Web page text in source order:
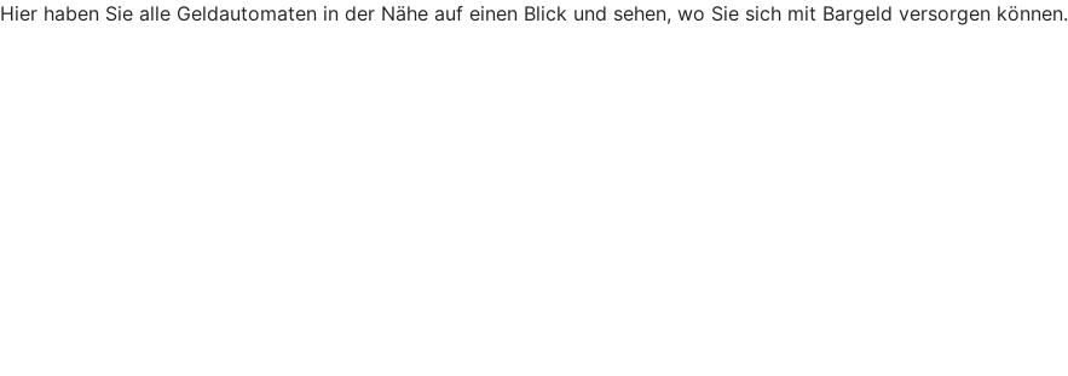
Hier haben Sie alle Geldautomaten in der Nähe auf einen Blick und sehen, wo Sie sich mit Bargeld versorgen können.